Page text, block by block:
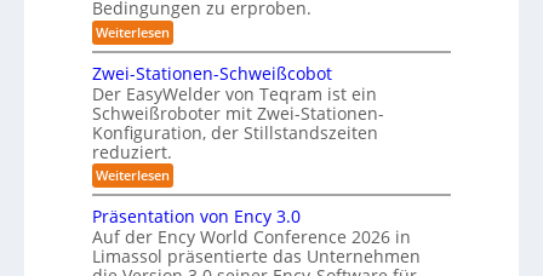
r
e
o
-
K
a
m
e
r
a
s
-
S
y
s
t
e
f
ü
r
R
e
Bedingungen zu erproben.
Weiterlesen:
L
e
i
s
t
u
g
s
v
e
r
g
l
Zwei-Stationen-Schweißcobot
Der EasyWelder von Teqram ist ein
Schweißroboter mit Zwei-Stationen-
Konfiguration, der Stillstandszeiten
reduziert.
Weiterlesen:
Z
w
e
i
-
Präsentation von Ency 3.0
Auf der Ency World Conference 2026 in
Limassol präsentierte das Unternehmen